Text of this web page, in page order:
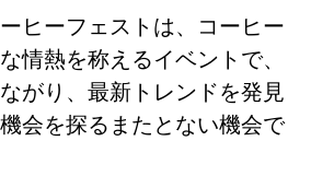
ヒーフェストは、コーヒー
情熱を称えるイベントで、
がり、最新トレンドを発見
会を探るまたとない機会で